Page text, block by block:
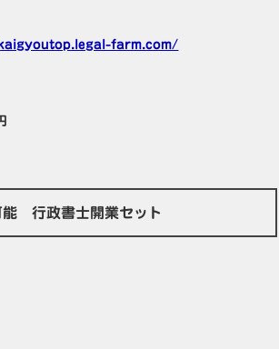
farm.com/
能 行政書士開業セット